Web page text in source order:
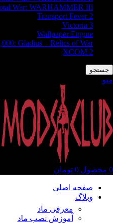
War: WARHAMMER III
Transport Fever 2
Victoria 3
Wallpaper Engine
Gladius – Relics of War
XCOM 2
جستجو
منو
0 محصول 0 تومان
صفحه اصلی
وبلاگ
معرفی ماد
آموزش نصب ماد